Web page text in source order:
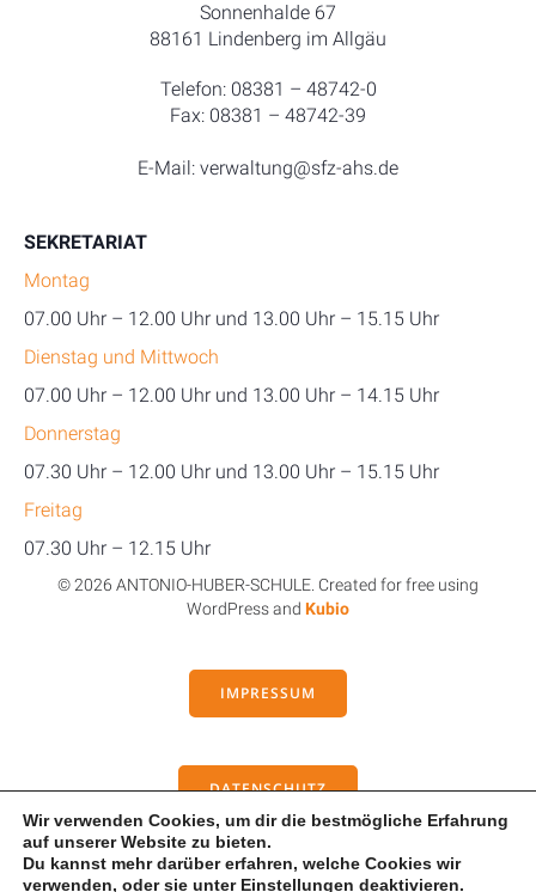
Sonnenhalde 67
88161 Lindenberg im Allgäu
Telefon: 08381 – 48742-0
Fax: 08381 – 48742-39
E-Mail: verwaltung@sfz-ahs.de
SEKRETARIAT
Montag
07.00 Uhr – 12.00 Uhr und 13.00 Uhr – 15.15 Uhr
Dienstag und Mittwoch
07.00 Uhr – 12.00 Uhr und 13.00 Uhr – 14.15 Uhr
Donnerstag
07.30 Uhr – 12.00 Uhr und 13.00 Uhr – 15.15 Uhr
Freitag
07.30 Uhr – 12.15 Uhr
© 2026 ANTONIO-HUBER-SCHULE. Created for free using
WordPress and Kubio
IMPRESSUM
DATENSCHUTZ
KONTAKT
Wir verwenden Cookies, um dir die bestmögliche Erfahrung
auf unserer Website zu bieten.
Du kannst mehr darüber erfahren, welche Cookies wir
verwenden, oder sie unter Einstellungen deaktivieren.